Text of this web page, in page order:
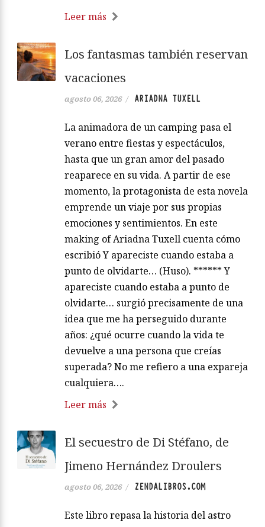
Leer más
Los fantasmas también reservan
vacaciones
agosto 06, 2026 / ARIADNA TUXELL
La animadora de un camping pasa el
verano entre fiestas y espectáculos,
hasta que un gran amor del pasado
reaparece en su vida. A partir de ese
momento, la protagonista de esta novela
emprende un viaje por sus propias
emociones y sentimientos. En este
making of Ariadna Tuxell cuenta cómo
escribió Y apareciste cuando estaba a
punto de olvidarte… (Huso). ****** Y
apareciste cuando estaba a punto de
olvidarte… surgió precisamente de una
idea que me ha perseguido durante
años: ¿qué ocurre cuando la vida te
devuelve a una persona que creías
superada? No me refiero a una expareja
cualquiera….
Leer más
El secuestro de Di Stéfano, de
Jimeno Hernández Droulers
agosto 06, 2026 / ZENDALIBROS.COM
Este libro repasa la historia del astro